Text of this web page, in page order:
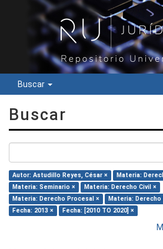
Buscar
Buscar
Autor: Astudillo Reyes, César ×
Materia:
Materia: Seminario ×
Materia: Derecho Civil ×
Materia: Derecho Procesal ×
Materia: Derecho
Fecha: 2013 ×
Fecha: [2010 TO 2020] ×